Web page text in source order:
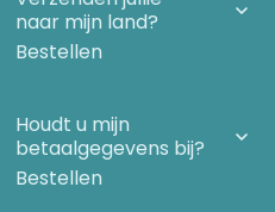
naar mijn land?
Bestellen
Houdt u mijn
betaalgegevens bij?
Bestellen